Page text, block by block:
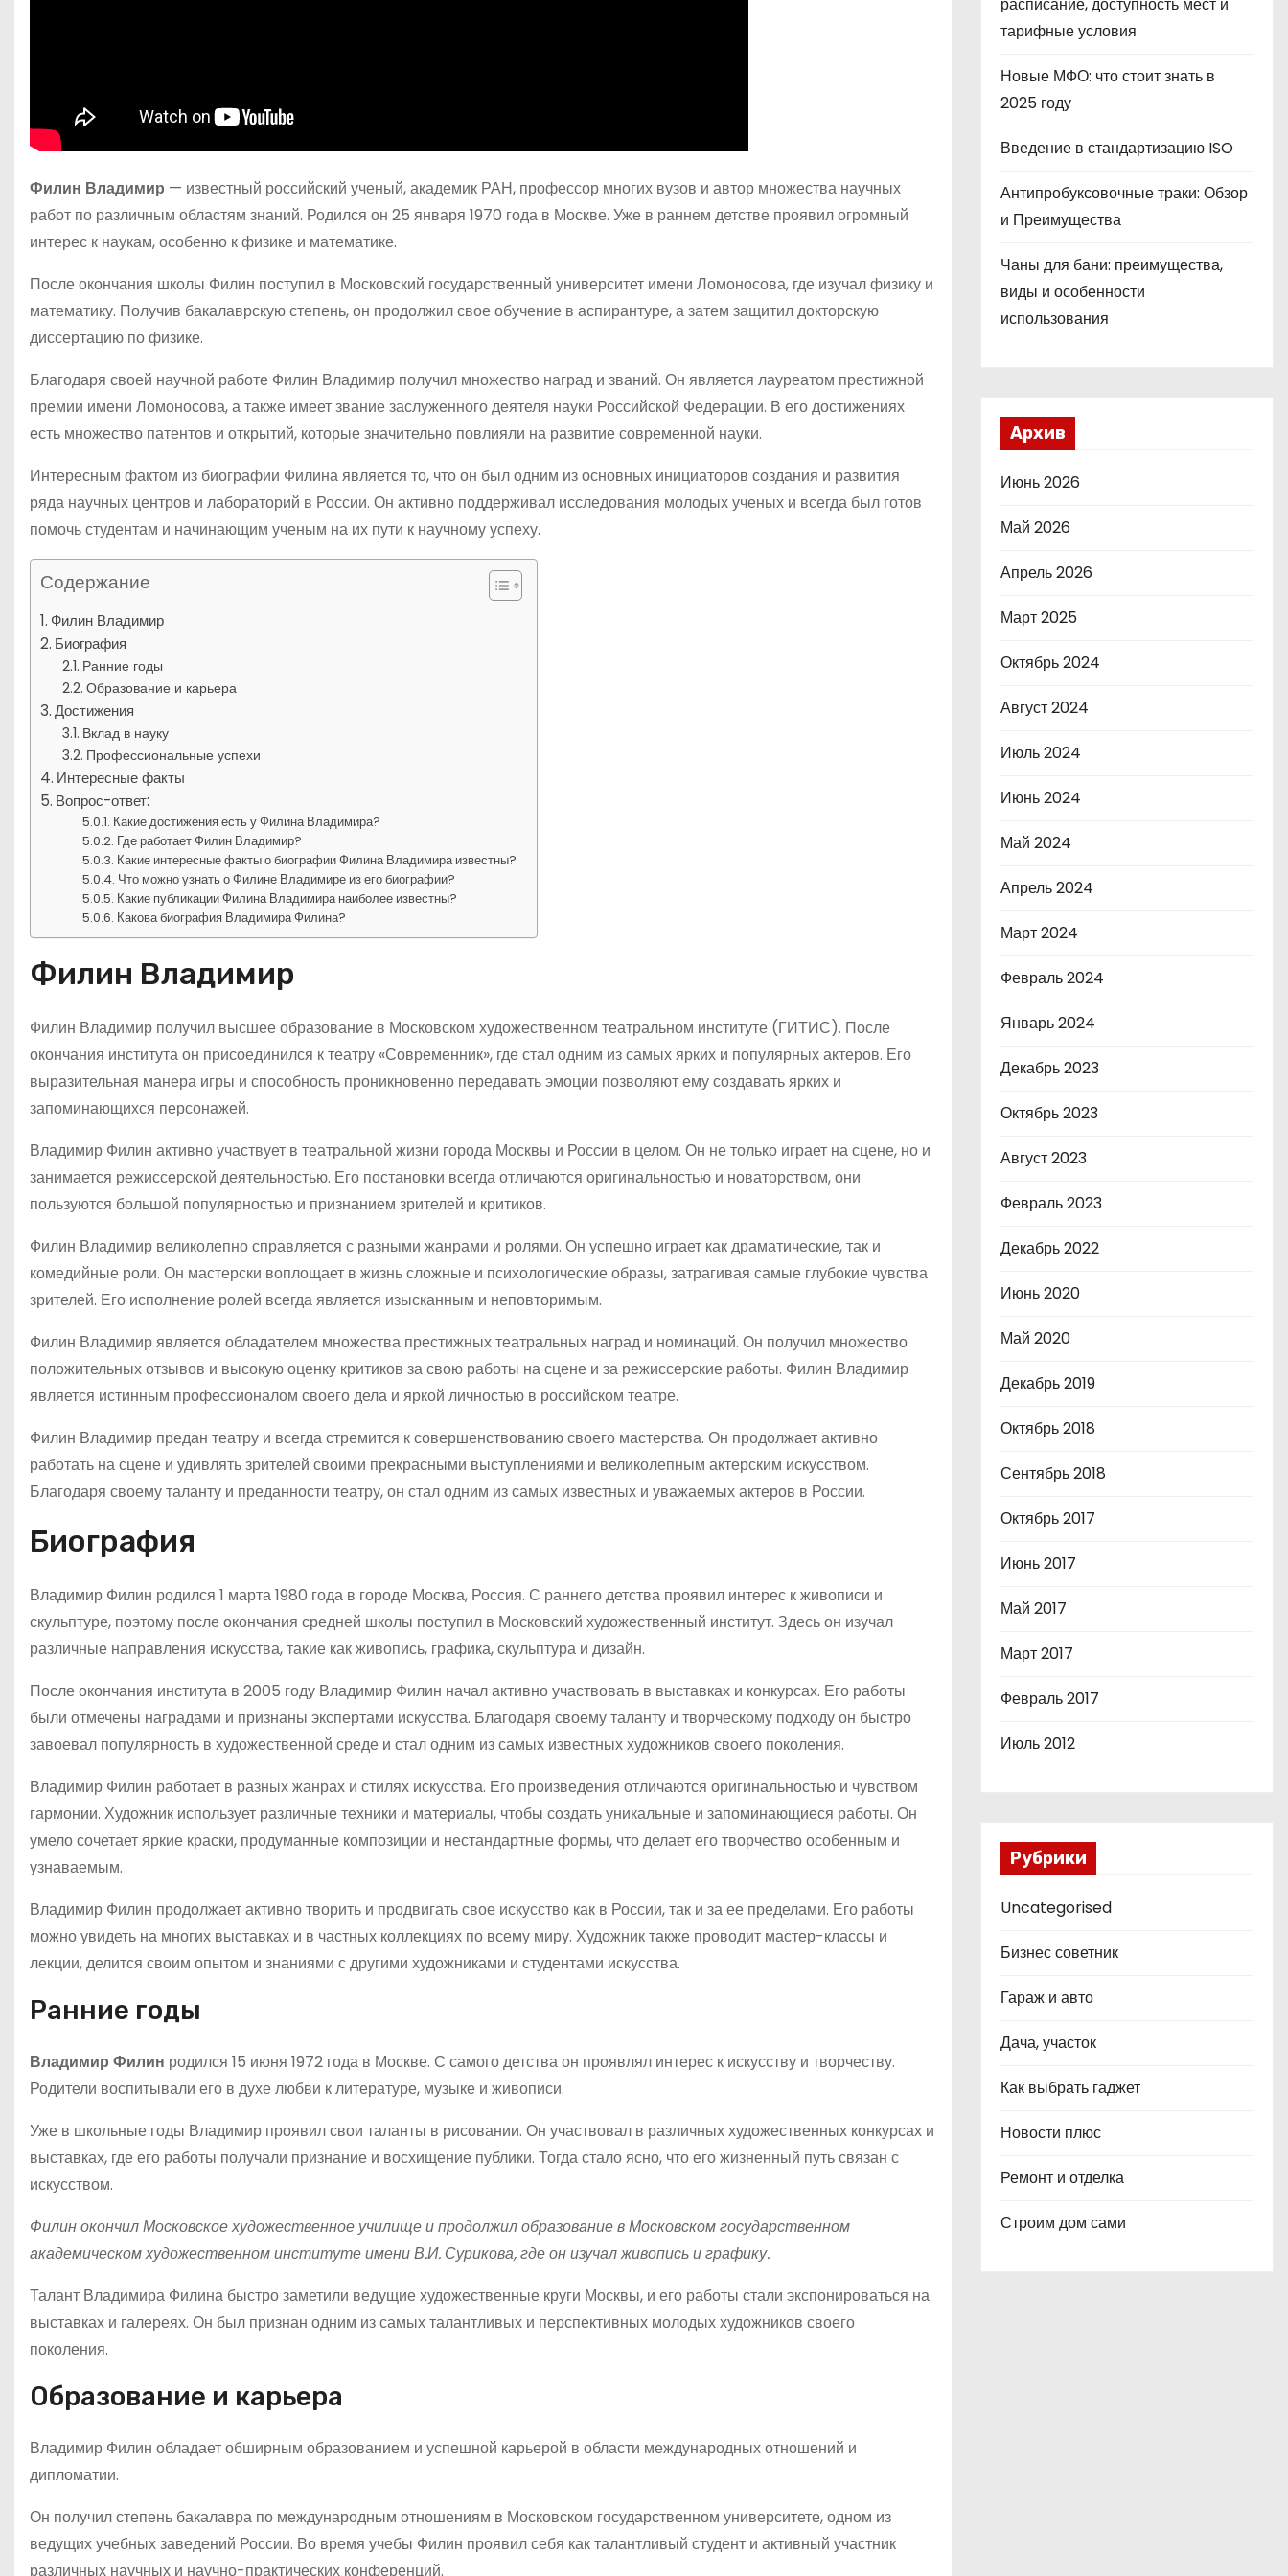
Филин Владимир — известный российский ученый, академик РАН, профессор многих вузов и автор множества научных
работ по различным областям знаний. Родился он 25 января 1970 года в Москве. Уже в раннем детстве проявил огромный
интерес к наукам, особенно к физике и математике.
После окончания школы Филин поступил в Московский государственный университет имени Ломоносова, где изучал физику и
математику. Получив бакалаврскую степень, он продолжил свое обучение в аспирантуре, а затем защитил докторскую
диссертацию по физике.
Благодаря своей научной работе Филин Владимир получил множество наград и званий. Он является лауреатом престижной
премии имени Ломоносова, а также имеет звание заслуженного деятеля науки Российской Федерации. В его достижениях
есть множество патентов и открытий, которые значительно повлияли на развитие современной науки.
Интересным фактом из биографии Филина является то, что он был одним из основных инициаторов создания и развития
ряда научных центров и лабораторий в России. Он активно поддерживал исследования молодых ученых и всегда был готов
помочь студентам и начинающим ученым на их пути к научному успеху.
Содержание
Филин Владимир
Биография
Ранние годы
Образование и карьера
Достижения
Вклад в науку
Профессиональные успехи
Интересные факты
Вопрос-ответ:
Какие достижения есть у Филина Владимира?
Где работает Филин Владимир?
Какие интересные факты о биографии Филина Владимира известны?
Что можно узнать о Филине Владимире из его биографии?
Какие публикации Филина Владимира наиболее известны?
Какова биография Владимира Филина?
Филин Владимир
Филин Владимир получил высшее образование в Московском художественном театральном институте (ГИТИС). После
окончания института он присоединился к театру «Современник», где стал одним из самых ярких и популярных актеров. Его
выразительная манера игры и способность проникновенно передавать эмоции позволяют ему создавать ярких и
запоминающихся персонажей.
Владимир Филин активно участвует в театральной жизни города Москвы и России в целом. Он не только играет на сцене, но и
занимается режиссерской деятельностью. Его постановки всегда отличаются оригинальностью и новаторством, они
пользуются большой популярностью и признанием зрителей и критиков.
Филин Владимир великолепно справляется с разными жанрами и ролями. Он успешно играет как драматические, так и
комедийные роли. Он мастерски воплощает в жизнь сложные и психологические образы, затрагивая самые глубокие чувства
зрителей. Его исполнение ролей всегда является изысканным и неповторимым.
Филин Владимир является обладателем множества престижных театральных наград и номинаций. Он получил множество
положительных отзывов и высокую оценку критиков за свою работы на сцене и за режиссерские работы. Филин Владимир
является истинным профессионалом своего дела и яркой личностью в российском театре.
Филин Владимир предан театру и всегда стремится к совершенствованию своего мастерства. Он продолжает активно
работать на сцене и удивлять зрителей своими прекрасными выступлениями и великолепным актерским искусством.
Благодаря своему таланту и преданности театру, он стал одним из самых известных и уважаемых актеров в России.
Биография
Владимир Филин родился 1 марта 1980 года в городе Москва, Россия. С раннего детства проявил интерес к живописи и
скульптуре, поэтому после окончания средней школы поступил в Московский художественный институт. Здесь он изучал
различные направления искусства, такие как живопись, графика, скульптура и дизайн.
После окончания института в 2005 году Владимир Филин начал активно участвовать в выставках и конкурсах. Его работы
были отмечены наградами и признаны экспертами искусства. Благодаря своему таланту и творческому подходу он быстро
завоевал популярность в художественной среде и стал одним из самых известных художников своего поколения.
Владимир Филин работает в разных жанрах и стилях искусства. Его произведения отличаются оригинальностью и чувством
гармонии. Художник использует различные техники и материалы, чтобы создать уникальные и запоминающиеся работы. Он
умело сочетает яркие краски, продуманные композиции и нестандартные формы, что делает его творчество особенным и
узнаваемым.
Владимир Филин продолжает активно творить и продвигать свое искусство как в России, так и за ее пределами. Его работы
можно увидеть на многих выставках и в частных коллекциях по всему миру. Художник также проводит мастер-классы и
лекции, делится своим опытом и знаниями с другими художниками и студентами искусства.
Ранние годы
Владимир Филин родился 15 июня 1972 года в Москве. С самого детства он проявлял интерес к искусству и творчеству.
Родители воспитывали его в духе любви к литературе, музыке и живописи.
Уже в школьные годы Владимир проявил свои таланты в рисовании. Он участвовал в различных художественных конкурсах и
выставках, где его работы получали признание и восхищение публики. Тогда стало ясно, что его жизненный путь связан с
искусством.
Филин окончил Московское художественное училище и продолжил образование в Московском государственном
академическом художественном институте имени В.И. Сурикова, где он изучал живопись и графику.
Талант Владимира Филина быстро заметили ведущие художественные круги Москвы, и его работы стали экспонироваться на
выставках и галереях. Он был признан одним из самых талантливых и перспективных молодых художников своего
поколения.
Образование и карьера
Владимир Филин обладает обширным образованием и успешной карьерой в области международных отношений и
дипломатии.
Он получил степень бакалавра по международным отношениям в Московском государственном университете, одном из
ведущих учебных заведений России. Во время учебы Филин проявил себя как талантливый студент и активный участник
различных научных и научно-практических конференций.
тарифные условия
Новые МФО: что стоит знать в
2025 году
Введение в стандартизацию ISO
Антипробуксовочные траки: Обзор
и Преимущества
Чаны для бани: преимущества,
виды и особенности
использования
Архив
Июнь 2026
Май 2026
Апрель 2026
Март 2025
Октябрь 2024
Август 2024
Июль 2024
Июнь 2024
Май 2024
Апрель 2024
Март 2024
Февраль 2024
Январь 2024
Декабрь 2023
Октябрь 2023
Август 2023
Февраль 2023
Декабрь 2022
Июнь 2020
Май 2020
Декабрь 2019
Октябрь 2018
Сентябрь 2018
Октябрь 2017
Июнь 2017
Май 2017
Март 2017
Февраль 2017
Июль 2012
Рубрики
Uncategorised
Бизнес советник
Гараж и авто
Дача, участок
Как выбрать гаджет
Новости плюс
Ремонт и отделка
Строим дом сами